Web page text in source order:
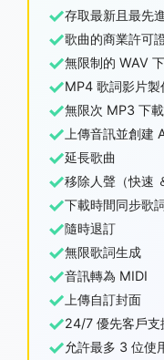
✓存取最新且最先
✓歌曲的商業許可
✓無限制的 WAV
✓MP4 歌詞影片製
✓無限次 MP3 下載
✓ 上傳音訊並創建
✓延長歌曲
✓移除人聲（快速
✓下載時間同步歌
✓隨時退訂
✓無限歌詞生成
✓音訊轉為 MIDI
✓ 上傳自訂封面
✓24/7 優先客戶支
✓允許最多 3 位使